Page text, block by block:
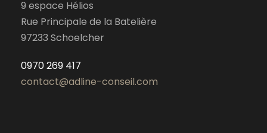
9 espace Hélios
Rue Principale de la Batelière
97233 Schoelcher
0970 269 417
contact@adline-conseil.com